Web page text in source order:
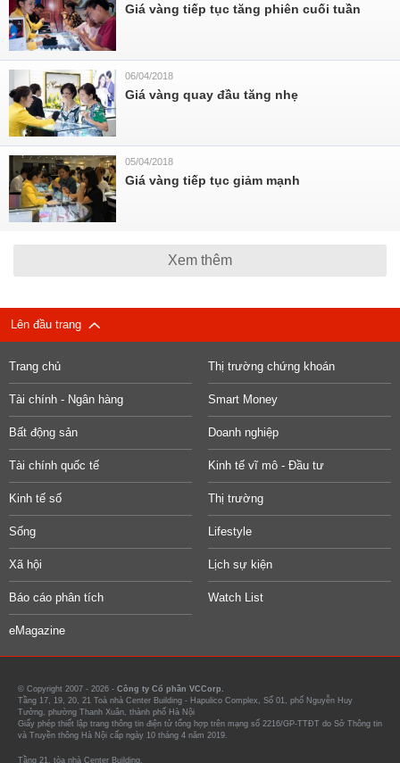
Giá vàng tiếp tục tăng phiên cuối tuần
06/04/2018
Giá vàng quay đầu tăng nhẹ
05/04/2018
Giá vàng tiếp tục giảm mạnh
Xem thêm
Lên đầu trang
Trang chủ Thị trường chứng khoán
Tài chính - Ngân hàng Smart Money
Bất động sản Doanh nghiệp
Tài chính quốc tế Kinh tế vĩ mô - Đầu tư
Kinh tế số Thị trường
Sống Lifestyle
Xã hội Lịch sự kiện
Báo cáo phân tích Watch List
eMagazine
© Copyright 2007 - 2026 - Công ty Cổ phần VCCorp.
Tầng 17, 19, 20, 21 Toà nhà Center Building - Hapulico Complex, Số 01, phố Nguyễn Huy
Tưởng, phường Thanh Xuân, thành phố Hà Nội
Giấy phép thiết lập trang thông tin điện tử tổng hợp trên mạng số 2216/GP-TTĐT do Sở Thông tin
và Truyền thông Hà Nội cấp ngày 10 tháng 4 năm 2019.
Tầng 21, tòa nhà Center Building.